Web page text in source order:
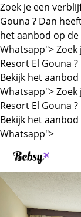
Zoek je een
Gouna ? Dan
het aanbod op
Whatsapp">Zoek
Resort El Gouna
Bekijk het
Whatsapp">Zoek
Resort El Gouna
Bekijk het
Whatsapp">